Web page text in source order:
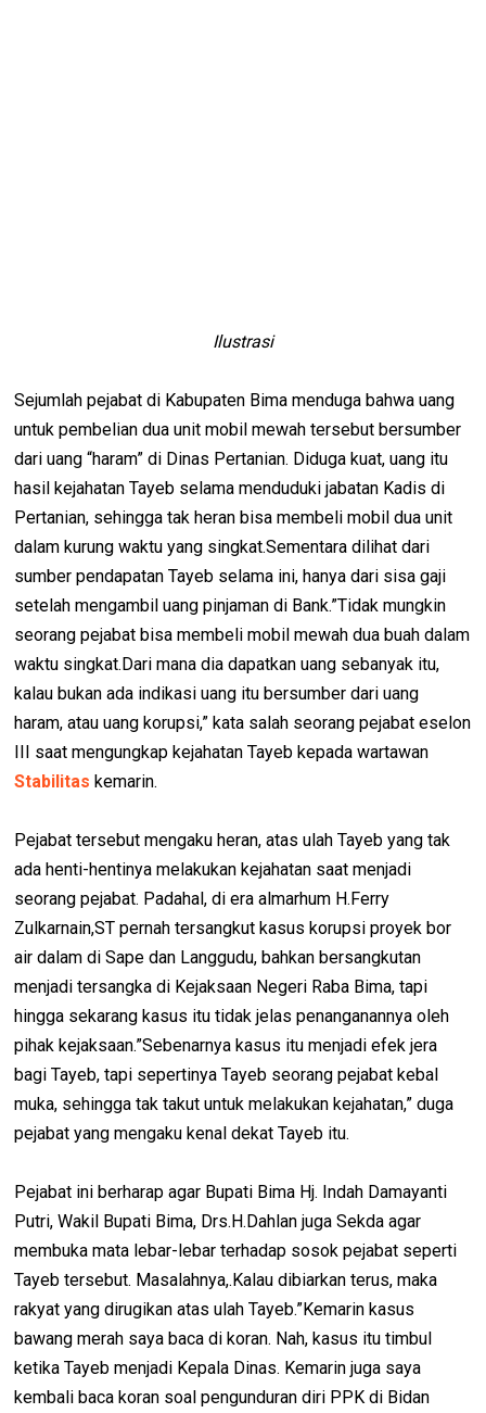
Ilustrasi
Sejumlah pejabat di Kabupaten Bima menduga bahwa uang
untuk pembelian dua unit mobil mewah tersebut bersumber
dari uang “haram” di Dinas Pertanian. Diduga kuat, uang itu
hasil kejahatan Tayeb selama menduduki jabatan Kadis di
Pertanian, sehingga tak heran bisa membeli mobil dua unit
dalam kurung waktu yang singkat.Sementara dilihat dari
sumber pendapatan Tayeb selama ini, hanya dari sisa gaji
setelah mengambil uang pinjaman di Bank.”Tidak mungkin
seorang pejabat bisa membeli mobil mewah dua buah dalam
waktu singkat.Dari mana dia dapatkan uang sebanyak itu,
kalau bukan ada indikasi uang itu bersumber dari uang
haram, atau uang korupsi,” kata salah seorang pejabat eselon
III saat mengungkap kejahatan Tayeb kepada wartawan
Stabilitas kemarin.
Pejabat tersebut mengaku heran, atas ulah Tayeb yang tak
ada henti-hentinya melakukan kejahatan saat menjadi
seorang pejabat. Padahal, di era almarhum H.Ferry
Zulkarnain,ST pernah tersangkut kasus korupsi proyek bor
air dalam di Sape dan Langgudu, bahkan bersangkutan
menjadi tersangka di Kejaksaan Negeri Raba Bima, tapi
hingga sekarang kasus itu tidak jelas penanganannya oleh
pihak kejaksaan.”Sebenarnya kasus itu menjadi efek jera
bagi Tayeb, tapi sepertinya Tayeb seorang pejabat kebal
muka, sehingga tak takut untuk melakukan kejahatan,” duga
pejabat yang mengaku kenal dekat Tayeb itu.
Pejabat ini berharap agar Bupati Bima Hj. Indah Damayanti
Putri, Wakil Bupati Bima, Drs.H.Dahlan juga Sekda agar
membuka mata lebar-lebar terhadap sosok pejabat seperti
Tayeb tersebut. Masalahnya,.Kalau dibiarkan terus, maka
rakyat yang dirugikan atas ulah Tayeb.”Kemarin kasus
bawang merah saya baca di koran. Nah, kasus itu timbul
ketika Tayeb menjadi Kepala Dinas. Kemarin juga saya
kembali baca koran soal pengunduran diri PPK di Bidan